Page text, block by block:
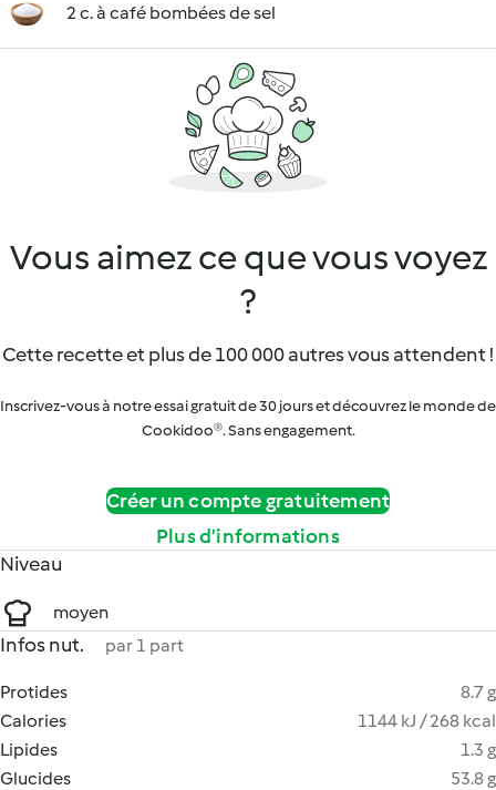
2 c. à café bombées de sel
Vous aimez ce que vous voyez
?
Cette recette et plus de 100 000 autres vous attendent !
Inscrivez-vous à notre essai gratuit de 30 jours et découvrez le monde de
Cookidoo®. Sans engagement.
Créer un compte gratuitement
Plus d’informations
Niveau
moyen
Infos nut. par 1 part
Protides
8.7 g
Calories
1144 kJ / 268 kcal
Lipides
1.3 g
Glucides
53.8 g